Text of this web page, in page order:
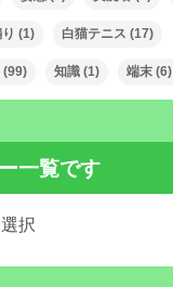
(1) 白猫テニス (17)
(99) 知識(1) 端末(6)
一覧です